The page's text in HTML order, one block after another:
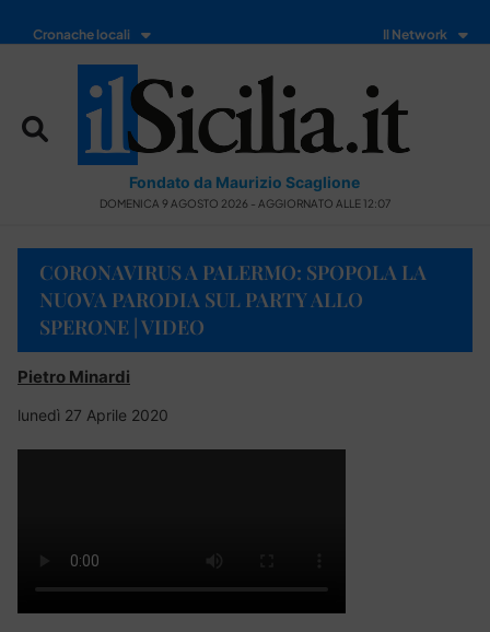
Cronache locali Il Network
Fondato da Maurizio Scaglione
DOMENICA 9 AGOSTO 2026 - AGGIORNATO ALLE 12:07
CORONAVIRUS A PALERMO: SPOPOLA LA
NUOVA PARODIA SUL PARTY ALLO
SPERONE | VIDEO
Pietro Minardi
lunedì 27 Aprile 2020